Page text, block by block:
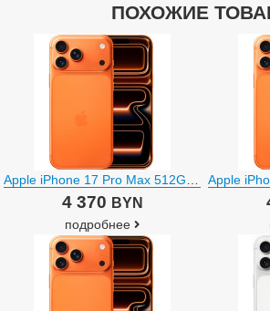
ПОХОЖИЕ
4 370 BYN
подробнее